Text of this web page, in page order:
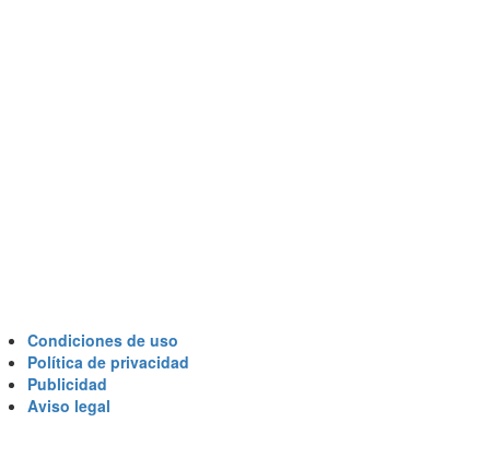
Condiciones de uso
Política de privacidad
Publicidad
Aviso legal